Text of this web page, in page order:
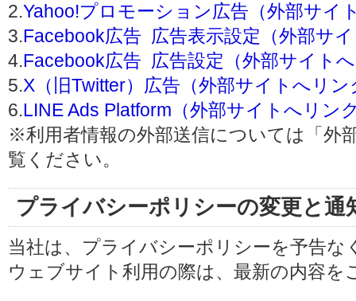
2.Yahoo!プロモーション広告（外部サイ
3.Facebook広告 広告表示設定（外部サ
4.Facebook広告 広告設定（外部サイト
5.X（旧Twitter）広告（外部サイトへリン
6.LINE Ads Platform（外部サイトへリン
※利用者情報の外部送信については「外
覧ください。
プライバシーポリシーの変更と通
当社は、プライバシーポリシーを予告
ウェブサイト利用の際は、最新の内容を